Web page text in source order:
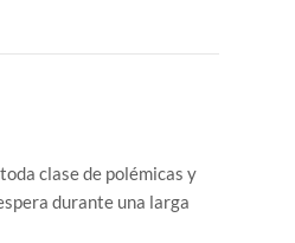
clase de polémicas y
durante una larga